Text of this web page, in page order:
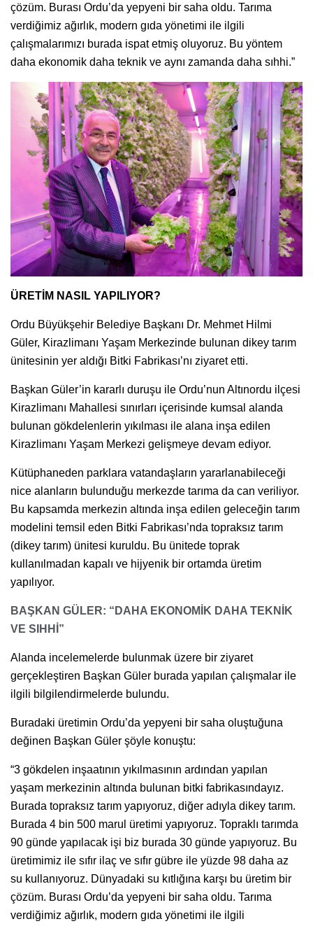
çözüm. Burası Ordu’da yepyeni bir saha oldu. Tarıma
verdiğimiz ağırlık, modern gıda yönetimi ile ilgili
çalışmalarımızı burada ispat etmiş oluyoruz. Bu yöntem
daha ekonomik daha teknik ve aynı zamanda daha sıhhi.”
ÜRETİM NASIL YAPILIYOR?
Ordu Büyükşehir Belediye Başkanı Dr. Mehmet Hilmi
Güler, Kirazlimanı Yaşam Merkezinde bulunan dikey tarım
ünitesinin yer aldığı Bitki Fabrikası’nı ziyaret etti.
Başkan Güler’in kararlı duruşu ile Ordu’nun Altınordu ilçesi
Kirazlimanı Mahallesi sınırları içerisinde kumsal alanda
bulunan gökdelenlerin yıkılması ile alana inşa edilen
Kirazlimanı Yaşam Merkezi gelişmeye devam ediyor.
Kütüphaneden parklara vatandaşların yararlanabileceği
nice alanların bulunduğu merkezde tarıma da can veriliyor.
Bu kapsamda merkezin altında inşa edilen geleceğin tarım
modelini temsil eden Bitki Fabrikası’nda topraksız tarım
(dikey tarım) ünitesi kuruldu. Bu ünitede toprak
kullanılmadan kapalı ve hijyenik bir ortamda üretim
yapılıyor.
BAŞKAN GÜLER: “DAHA EKONOMİK DAHA TEKNİK
VE SIHHİ”
Alanda incelemelerde bulunmak üzere bir ziyaret
gerçekleştiren Başkan Güler burada yapılan çalışmalar ile
ilgili bilgilendirmelerde bulundu.
Buradaki üretimin Ordu’da yepyeni bir saha oluştuğuna
değinen Başkan Güler şöyle konuştu:
“3 gökdelen inşaatının yıkılmasının ardından yapılan
yaşam merkezinin altında bulunan bitki fabrikasındayız.
Burada topraksız tarım yapıyoruz, diğer adıyla dikey tarım.
Burada 4 bin 500 marul üretimi yapıyoruz. Topraklı tarımda
90 günde yapılacak işi biz burada 30 günde yapıyoruz. Bu
üretimimiz ile sıfır ilaç ve sıfır gübre ile yüzde 98 daha az
su kullanıyoruz. Dünyadaki su kıtlığına karşı bu üretim bir
çözüm. Burası Ordu’da yepyeni bir saha oldu. Tarıma
verdiğimiz ağırlık, modern gıda yönetimi ile ilgili